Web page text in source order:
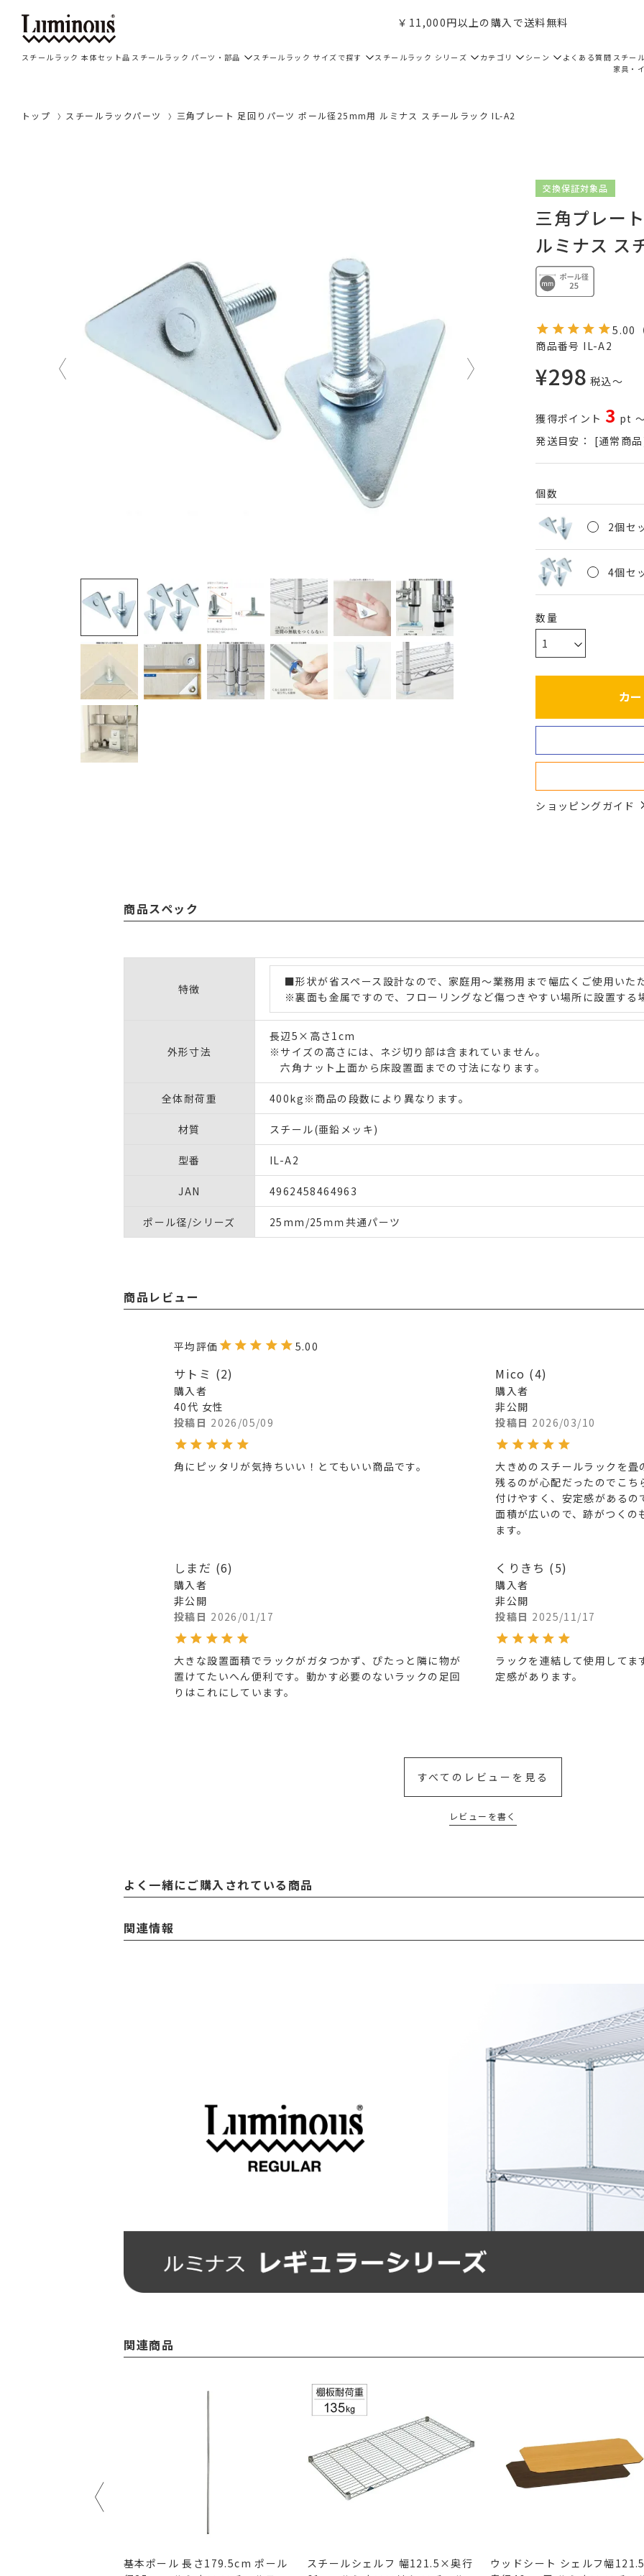
￥11,000円以上の購入で送料無料
スチールラック 本体セット品 スチールラック パーツ・部品 スチールラック サイズで探す スチールラック シリーズ カテゴリ シーン よくある質問 スチー
家具・
トップ スチールラックパーツ 三角プレート 足回りパーツ ポール径25mm用 ルミナス スチールラック IL-A2
交換保証対象品
三角プレー
ルミナス ス
5.00
商品番号 IL-A2
¥298 税込〜
獲得ポイント 3 pt
発送目安：
[通常商
個数
2個セ
4個セ
カ
ショッピングガイド
商品スペック
特徴
■形状が省スペース設計なので、家庭用～業務用まで幅広くご使用いただ
※裏面も金属ですので、フローリングなど傷つきやすい場所に設置する
外形寸法
長辺5×高さ1cm
※サイズの高さには、ネジ切り部は含まれていません。
六角ナット上面から床設置面までの寸法になります。
全体耐荷重 400kg※商品の段数により異なります。
材質 スチール(亜鉛メッキ)
型番 IL-A2
JAN 4962458464963
ポール径/シリーズ 25mm/25ｍｍ共通パーツ
商品レビュー
5.00
サトミ 2
購入者
40代 女性
投稿日 2026/05/09
角にピッタリが気持ちいい！とてもいい商品です。
Mico 4
購入者
非公開
投稿日 2026/03/10
大きめのスチールラックを
残るのが心配だったのでこち
付けやすく、安定感があるの
面積が広いので、跡がつくの
ます。
しまだ 6
購入者
非公開
投稿日 2026/01/17
大きな設置面積でラックがガタつかず、ぴたっと隣に物が
置けてたいへん便利です。動かす必要のないラックの足回
りはこれにしています。
くりきち 5
購入者
非公開
投稿日 2025/11/17
ラックを連結して使用して
定感があります。
すべてのレビューを見る
レビューを書く
よく一緒にご購入されている商品
関連情報
関連商品
基本ポール 長さ179.5cm ポール
スチールシェルフ 幅121.5×奥行
ウッドシート シェルフ幅